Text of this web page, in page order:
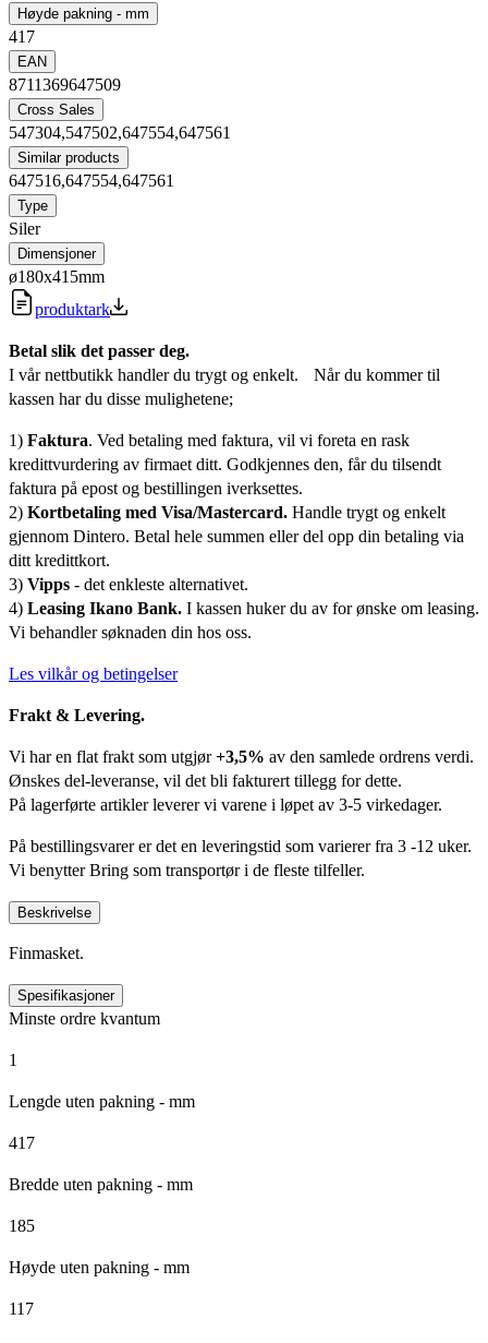
Høyde pakning - mm
417
EAN
8711369647509
Cross Sales
547304,547502,647554,647561
Similar products
647516,647554,647561
Type
Siler
Dimensjoner
ø180x415mm
produktark
Betal slik det passer deg.
I vår nettbutikk handler du trygt og enkelt. Når du kommer til
kassen har du disse mulighetene;
1) Faktura. Ved betaling med faktura, vil vi foreta en rask
kredittvurdering av firmaet ditt. Godkjennes den, får du tilsendt
faktura på epost og bestillingen iverksettes.
2) Kortbetaling med Visa/Mastercard. Handle trygt og enkelt
gjennom Dintero. Betal hele summen eller del opp din betaling via
ditt kredittkort.
3) Vipps - det enkleste alternativet.
4) Leasing Ikano Bank. I kassen huker du av for ønske om leasing.
Vi behandler søknaden din hos oss.
Les vilkår og betingelser
Frakt & Levering.
Vi har en flat frakt som utgjør+3,5% av den samlede ordrens verdi.
Ønskes del-leveranse, vil det bli fakturert tillegg for dette.
På lagerførte artikler leverer vi varene i løpet av 3-5 virkedager.
På bestillingsvarer er det en leveringstid som varierer fra 3 -12 uker.
Vi benytter Bring som transportør i de fleste tilfeller.
Beskrivelse
Finmasket.
Spesifikasjoner
Minste ordre kvantum
1
Lengde uten pakning - mm
417
Bredde uten pakning - mm
185
Høyde uten pakning - mm
117